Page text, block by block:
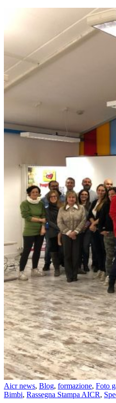
Aicr news, Blog, formazione, Foto
Bimbi, Rassegna Stampa AICR,